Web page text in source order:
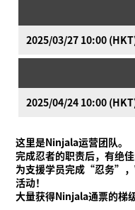
2025/03/27 10:00
2025/04/24 10:00
这里是Ninjala运营团队。
完成忍者的职责后，有绝佳
为支援学员完成“忍务”，
活动！
大量获得Ninjala通票的梯